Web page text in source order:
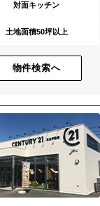
対面キッチン
土地面積50坪以上
物件検索へ